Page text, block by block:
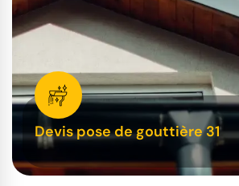
Devis pose de gouttière 31